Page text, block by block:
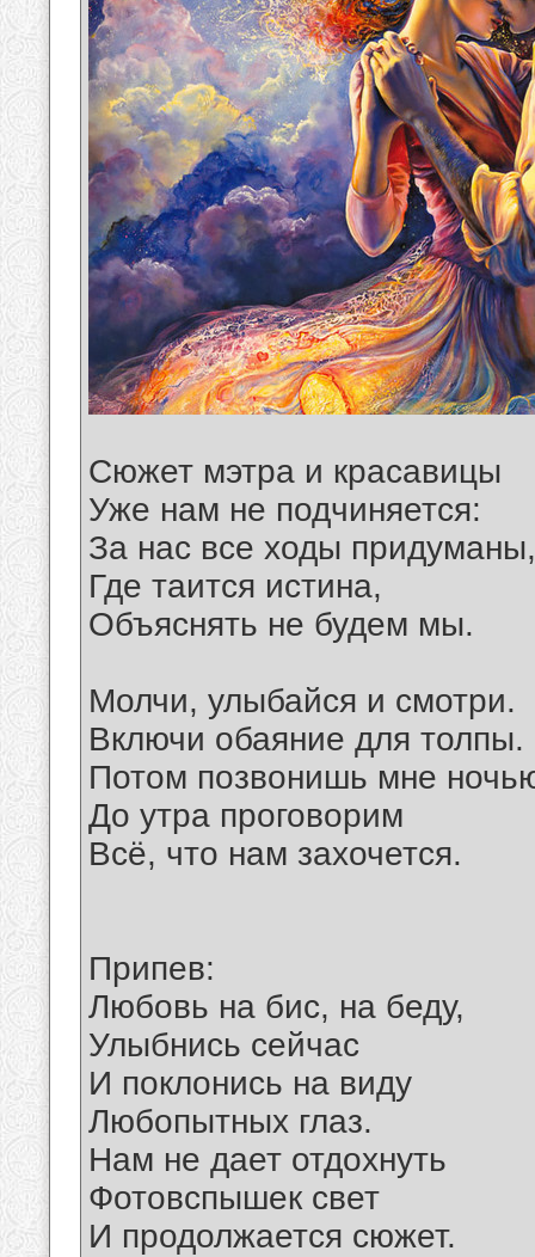
Сюжет мэтра и красавицы
Уже нам не подчиняется:
За нас все ходы придуманы,
Где таится истина,
Объяснять не будем мы.
Молчи, улыбайся и смотри.
Включи обаяние для толпы.
Потом позвонишь мне
До утра проговорим
Всё, что нам захочется.
Припев:
Любовь на бис, на беду,
Улыбнись сейчас
И поклонись на виду
Любопытных глаз.
Нам не дает отдохнуть
Фотовспышек свет
И продолжается сюжет.